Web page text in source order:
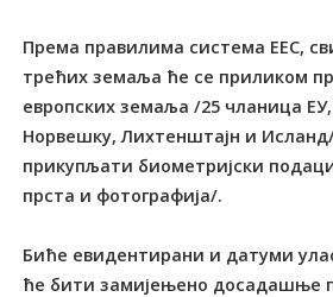
Према правилима система ЕЕС,
трећих земаља ће се приликом
европских земаља /25 чланица
Норвешку, Лихтенштајн и
прикупљати биометријски
прста и фотографија/.
Биће евидентирани и датуми
ће бити замијењено досадашње